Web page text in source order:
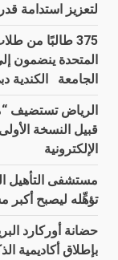
لتعزيز استدامة
375 طالبًا من
المتحدة ينضمون
الجامعة الكندية
قبيل النسخة
الإلكترونية
مستشفى التأهيل
تؤهِّله ليصبح أكبر
بإطلاق أكاديمية